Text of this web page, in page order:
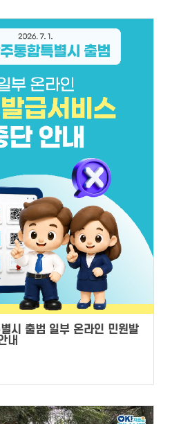
시 출범 일부 온라인 민원발
내